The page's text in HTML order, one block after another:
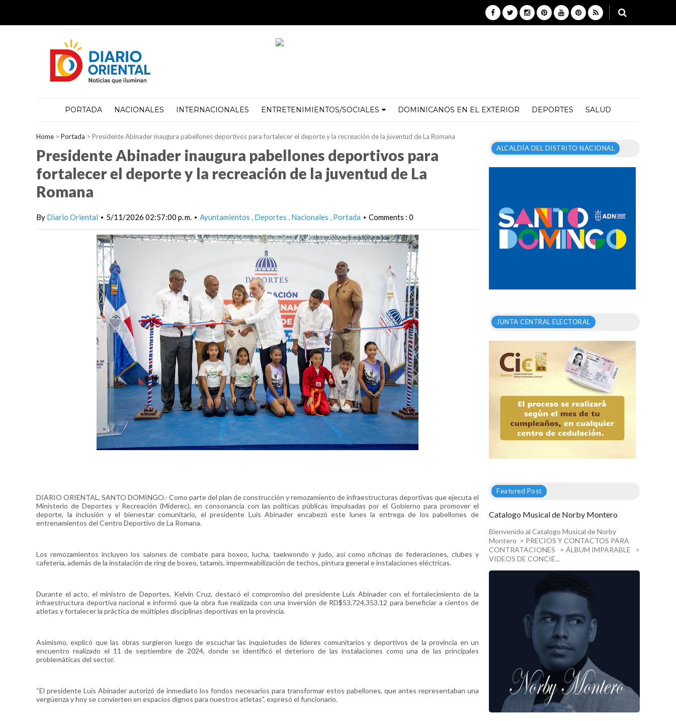
PORTADA NACIONALES INTERNACIONALES ENTRETENIMIENTOS/SOCIALES DOMINICANOS EN EL EXTERIOR DEPORTES SALUD
Home > Portada > Presidente Abinader inaugura pabellones deportivos para fortalecer el deporte y la recreación de la juventud de La Romana
Presidente Abinader inaugura pabellones deportivos para
fortalecer el deporte y la recreación de la juventud de La
Romana
By Diario Oriental • 5/11/2026 02:57:00 p. m. • Ayuntamientos Deportes Nacionales Portada • Comments : 0
DIARIO ORIENTAL, SANTO DOMINGO.- Como parte del plan de construcción y remozamiento de infraestructuras deportivas que ejecuta el
Ministerio de Deportes y Recreación (Miderec), en consonancia con las políticas públicas impulsadas por el Gobierno para promover el
deporte, la inclusión y el bienestar comunitario, el presidente Luis Abinader encabezó este lunes la entrega de los pabellones de
entrenamientos del Centro Deportivo de La Romana.
Los remozamientos incluyen los salones de combate para boxeo, lucha, taekwondo y judo, así como oficinas de federaciones, clubes y
cafetería, además de la instalación de ring de boxeo, tatamis, impermeabilización de techos, pintura general e instalaciones eléctricas.
Durante el acto, el ministro de Deportes, Kelvin Cruz, destacó el compromiso del presidente Luis Abinader con el fortalecimiento de la
infraestructura deportiva nacional e informó que la obra fue realizada con una inversión de RD$53,724,353.12 para beneficiar a cientos de
atletas y fortalecer la práctica de múltiples disciplinas deportivas en la provincia.
Asimismo, explicó que las obras surgieron luego de escuchar las inquietudes de líderes comunitarios y deportivos de la provincia en un
encuentro realizado el 11 de septiembre de 2024, donde se identificó el deterioro de las instalaciones como una de las principales
problemáticas del sector.
“El presidente Luis Abinader autorizó de inmediato los fondos necesarios para transformar estos pabellones, que antes representaban una
vergüenza y hoy se convierten en espacios dignos para nuestros atletas”, expresó el funcionario.
ALCALDÍA DEL DISTRITO NACIONAL
JUNTA CENTRAL ELECTORAL
Featured Post
Catalogo Musical de Norby Montero
Bienvenido al Catalogo Musical de Norby
Montero > PRECIOS Y CONTACTOS PARA
CONTRATACIONES > ÁLBUM IMPARABLE >
VIDEOS DE CONCIE...